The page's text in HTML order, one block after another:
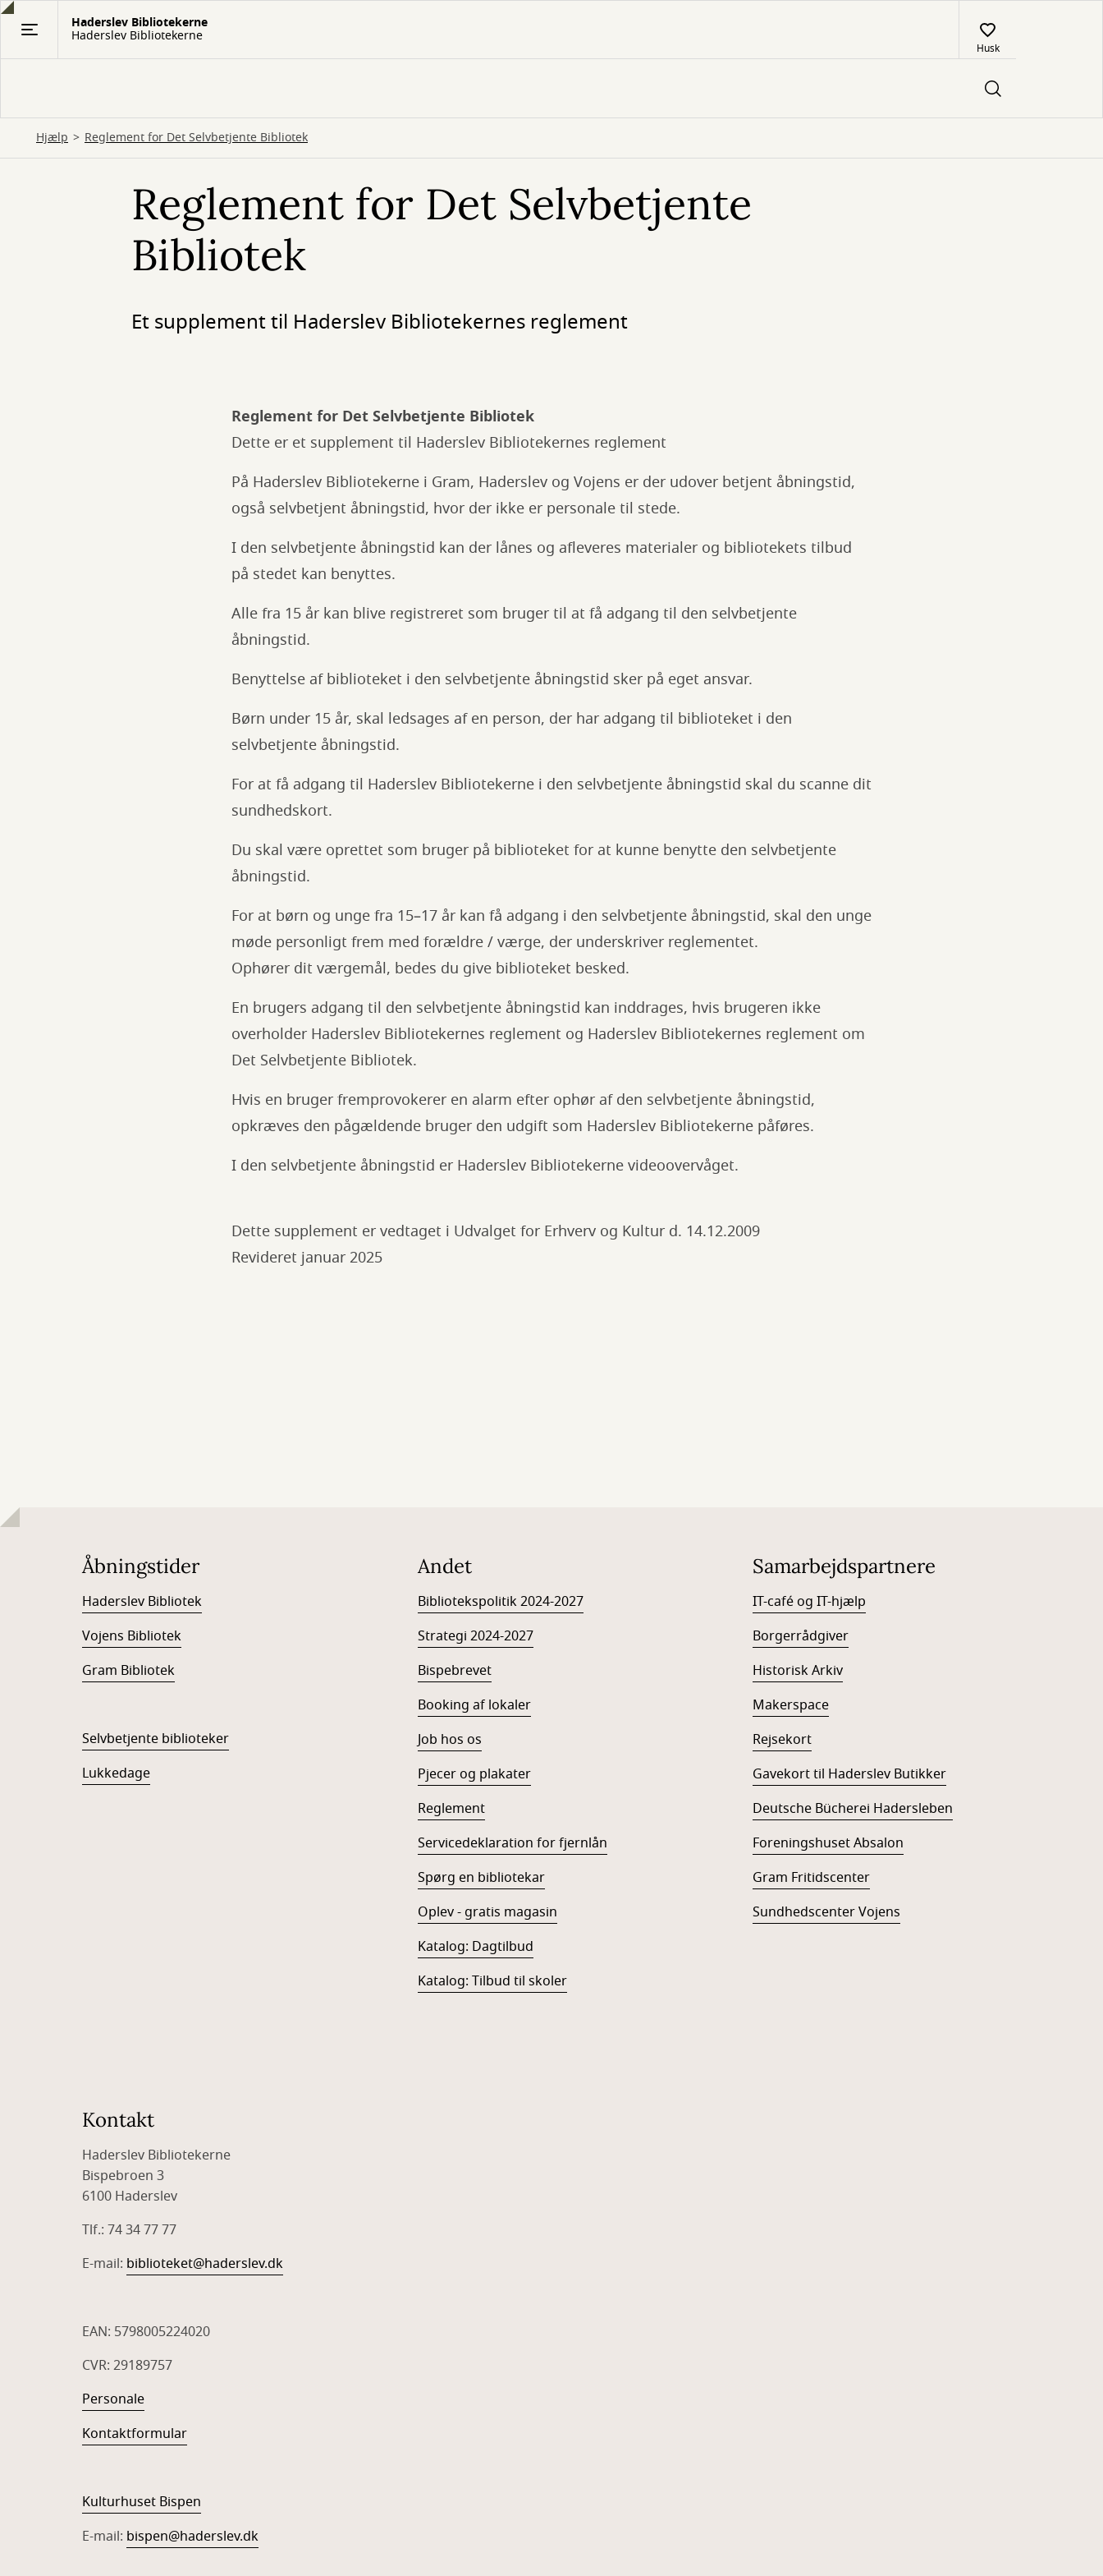
Gå
Haderslev Bibliotekerne
Haderslev Bibliotekerne
Husk
Hjælp Reglement for Det Selvbetjente Bibliotek
Reglement for Det Selvbetjente
Bibliotek
Et supplement til Haderslev Bibliotekernes reglement
Reglement for Det Selvbetjente Bibliotek
Dette er et supplement til Haderslev Bibliotekernes reglement
På Haderslev Bibliotekerne i Gram, Haderslev og Vojens er der udover betjent åbningstid,
også selvbetjent åbningstid, hvor der ikke er personale til stede.
I den selvbetjente åbningstid kan der lånes og afleveres materialer og bibliotekets tilbud
på stedet kan benyttes.
Alle fra 15 år kan blive registreret som bruger til at få adgang til den selvbetjente
åbningstid.
Benyttelse af biblioteket i den selvbetjente åbningstid sker på eget ansvar.
Børn under 15 år, skal ledsages af en person, der har adgang til biblioteket i den
selvbetjente åbningstid.
For at få adgang til Haderslev Bibliotekerne i den selvbetjente åbningstid skal du scanne dit
sundhedskort.
Du skal være oprettet som bruger på biblioteket for at kunne benytte den selvbetjente
åbningstid.
For at børn og unge fra 15–17 år kan få adgang i den selvbetjente åbningstid, skal den unge
møde personligt frem med forældre / værge, der underskriver reglementet.
Ophører dit værgemål, bedes du give biblioteket besked.
En brugers adgang til den selvbetjente åbningstid kan inddrages, hvis brugeren ikke
overholder Haderslev Bibliotekernes reglement og Haderslev Bibliotekernes reglement om
Det Selvbetjente Bibliotek.
Hvis en bruger fremprovokerer en alarm efter ophør af den selvbetjente åbningstid,
opkræves den pågældende bruger den udgift som Haderslev Bibliotekerne påføres.
I den selvbetjente åbningstid er Haderslev Bibliotekerne videoovervåget.
Dette supplement er vedtaget i Udvalget for Erhverv og Kultur d. 14.12.2009
Revideret januar 2025
Åbningstider
Haderslev Bibliotek
Vojens Bibliotek
Gram Bibliotek
Selvbetjente biblioteker
Lukkedage
Andet
Bibliotekspolitik 2024-2027
Strategi 2024-2027
Bispebrevet
Booking af lokaler
Job hos os
Pjecer og plakater
Reglement
Servicedeklaration for fjernlån
Spørg en bibliotekar
Oplev - gratis magasin
Katalog: Dagtilbud
Katalog: Tilbud til skoler
Samarbejdspartnere
IT-café og IT-hjælp
Borgerrådgiver
Historisk Arkiv
Makerspace
Rejsekort
Gavekort til Haderslev Butikker
Deutsche Bücherei Hadersleben
Foreningshuset Absalon
Gram Fritidscenter
Sundhedscenter Vojens
Kontakt
Haderslev Bibliotekerne
Bispebroen 3
6100 Haderslev
Tlf.: 74 34 77 77
E-mail: biblioteket@haderslev.dk
EAN: 5798005224020
CVR: 29189757
Personale
Kontaktformular
Kulturhuset Bispen
E-mail: bispen@haderslev.dk